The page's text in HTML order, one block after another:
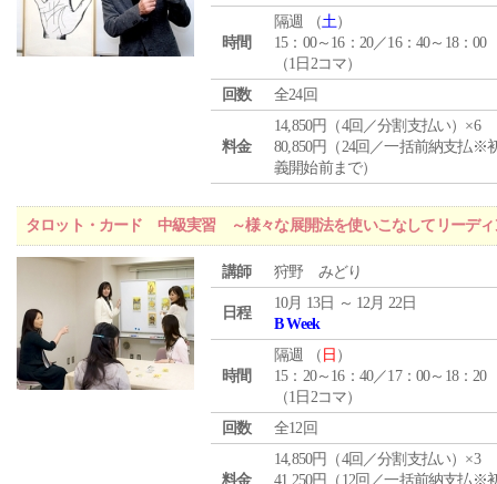
時間
隔週 （土）
15：00～16：20／16：40～18：00
（1日2コマ）
回数
全24回
料金
14,850円（4回／分割支払い）×6
80,850円（24回／一括前納支払※
義開始前まで）
タロット・カード 中級実習 ～様々な展開法を使いこなしてリーディ
講師 狩野 みどり
日程
10月 13日 ～ 12月 22日
B Week
時間
隔週 （ 日 ）
15：20～16：40／17：00～18：20
（1日2コマ）
回数
全12回
料金
14,850円（4回／分割支払い）×3
41,250円（12回／一括前納支払※